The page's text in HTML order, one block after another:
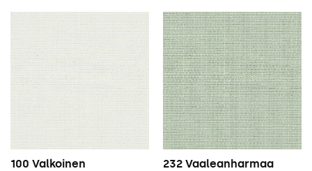
100 Valkoinen 232 Vaaleanharmaa